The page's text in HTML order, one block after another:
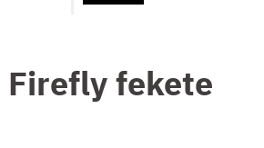
fekete